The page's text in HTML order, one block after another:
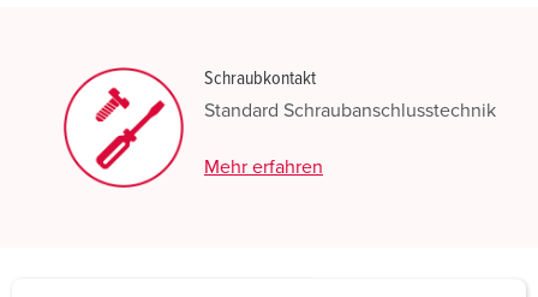
Schraubkontakt
Standard Schraubanschlusstechnik
Mehr erfahren